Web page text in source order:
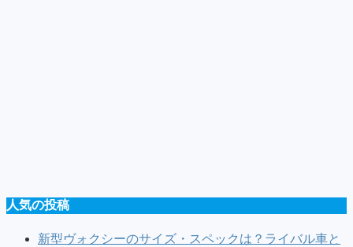
人気の投稿
新型ヴォクシーのサイズ・スペックは？ライバル車と